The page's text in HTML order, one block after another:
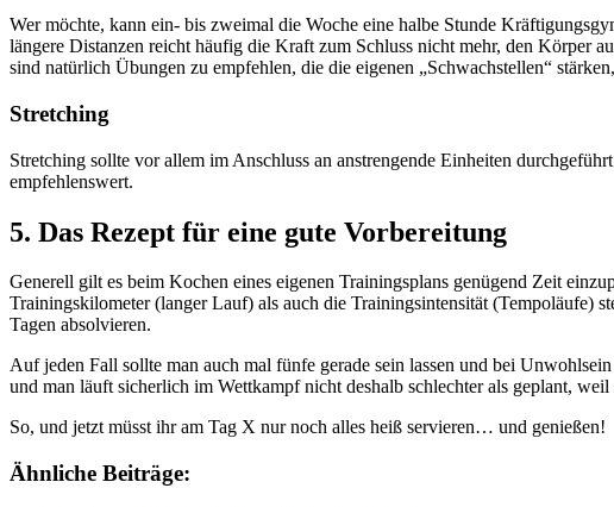
Wer möchte, kann ein- bis zweimal die Woche eine halbe Stunde
längere Distanzen reicht häufig die Kraft zum Schluss nicht mehr, den Körper
sind natürlich Übungen zu empfehlen, die die eigenen „Schwachstellen“
Stretching
Stretching sollte vor allem im Anschluss an anstrengende Einheiten
empfehlenswert.
5. Das Rezept für eine gute Vorbereitung
Generell gilt es beim Kochen eines eigenen Trainingsplans genügend Zeit
Trainingskilometer (langer Lauf) als auch die Trainingsintensität (Tempoläufe)
Tagen absolvieren.
Auf jeden Fall sollte man auch mal fünfe gerade sein lassen und bei
und man läuft sicherlich im Wettkampf nicht deshalb schlechter als geplant,
So, und jetzt müsst ihr am Tag X nur noch alles heiß servieren… und genießen!
Ähnliche Beiträge: